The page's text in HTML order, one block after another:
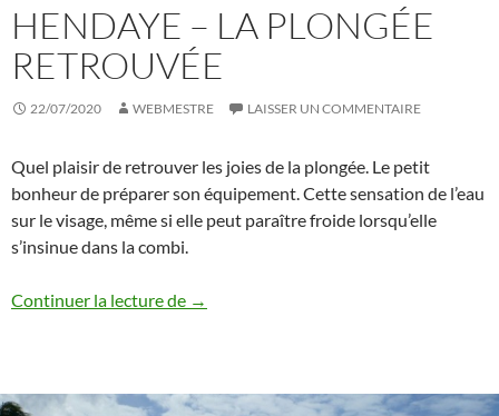
HENDAYE – LA PLONGÉE
RETROUVÉE
22/07/2020 WEBMESTRE LAISSER UN COMMENTAIRE
Quel plaisir de retrouver les joies de la plongée. Le petit
bonheur de préparer son équipement. Cette sensation de l’eau
sur le visage, même si elle peut paraître froide lorsqu’elle
s’insinue dans la combi.
Continuer la lecture de Hendaye – La plongée retrouvée
→